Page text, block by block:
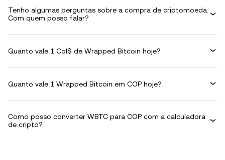
Tenho algumas perguntas sobre a compra de criptomoeda.
Com quem posso falar?
Quanto vale 1 Col$ de Wrapped Bitcoin hoje?
Quanto vale 1 Wrapped Bitcoin em COP hoje?
Como posso converter WBTC para COP com a calculadora
de cripto?